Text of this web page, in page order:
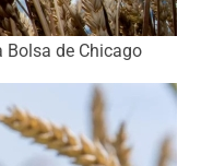
Bolsa de Chicago